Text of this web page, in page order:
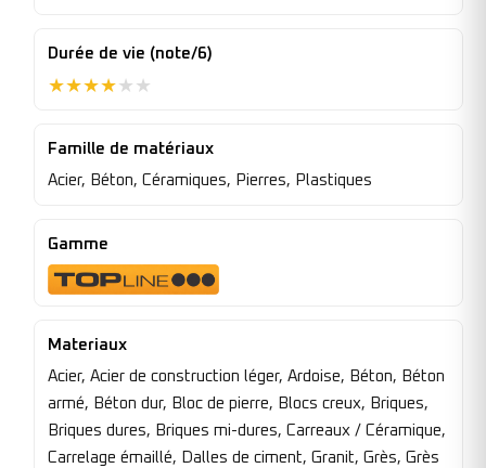
Durée de vie (note/6)
★★★★★ ★
Famille de matériaux
Acier, Béton, Céramiques, Pierres, Plastiques
Gamme
Materiaux
Acier, Acier de construction léger, Ardoise, Béton, Béton
armé, Béton dur, Bloc de pierre, Blocs creux, Briques,
Briques dures, Briques mi-dures, Carreaux / Céramique,
Carrelage émaillé, Dalles de ciment, Granit, Grès, Grès